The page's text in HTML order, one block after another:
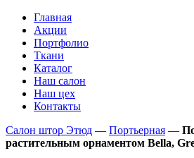
Главная
Акции
Портфолио
Ткани
Каталог
Наш салон
Наш цех
Контакты
Салон штор Этюд — Портьерная —
растительным орнаментом Bella,